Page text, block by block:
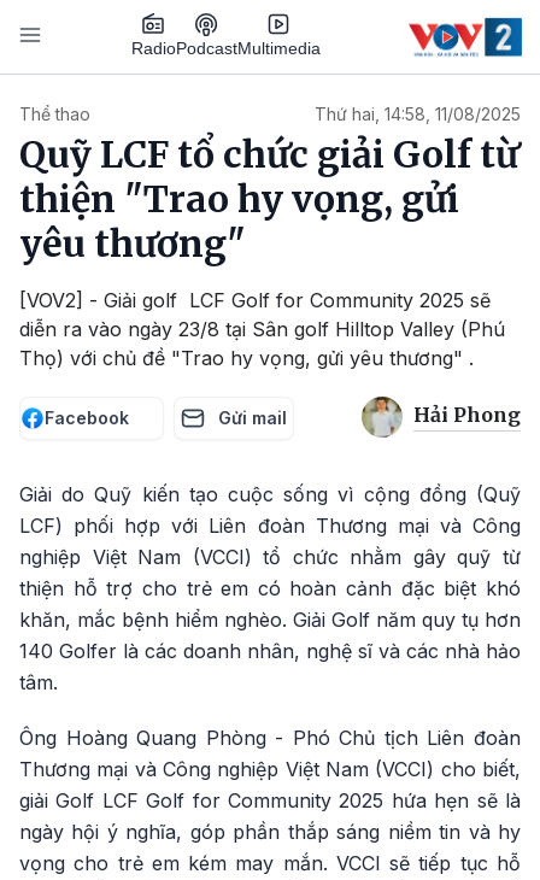
Nhảy đến nội dung
RadioPodcastMultimedia
Thể thao Thứ hai, 14:58, 11/08/2025
Quỹ LCF tổ chức giải Golf từ
thiện "Trao hy vọng, gửi
yêu thương"
[VOV2] - Giải golf LCF Golf for Community 2025 sẽ
diễn ra vào ngày 23/8 tại Sân golf Hilltop Valley (Phú
Thọ) với chủ đề "Trao hy vọng, gửi yêu thương" .
Facebook Gửi mail Hải Phong
Giải do Quỹ kiến tạo cuộc sống vì cộng đồng (Quỹ
LCF) phối hợp với Liên đoàn Thương mại và Công
nghiệp Việt Nam (VCCI) tổ chức nhằm gây quỹ từ
thiện hỗ trợ cho trẻ em có hoàn cảnh đặc biệt khó
khăn, mắc bệnh hiểm nghèo. Giải Golf năm quy tụ hơn
140 Golfer là các doanh nhân, nghệ sĩ và các nhà hảo
tâm.
Ông Hoàng Quang Phòng - Phó Chủ tịch Liên đoàn
Thương mại và Công nghiệp Việt Nam (VCCI) cho biết,
giải Golf LCF Golf for Community 2025 hứa hẹn sẽ là
ngày hội ý nghĩa, góp phần thắp sáng niềm tin và hy
vọng cho trẻ em kém may mắn. VCCI sẽ tiếp tục hỗ